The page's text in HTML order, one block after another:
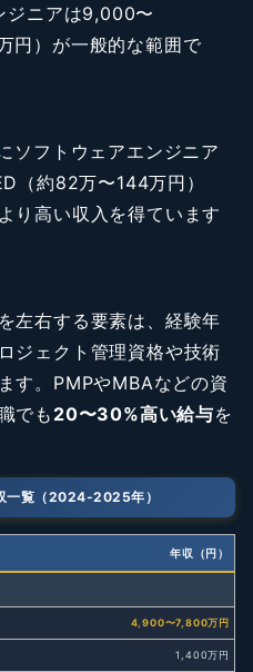
ジニアは9,000〜
円）が一般的な範囲で
ソフトウェアエンジニア
約82万〜144万円）
り高い収入を得ています
左右する要素は、経験年
ジェクト管理資格や技術
す。PMPやMBAなどの資
でも 20〜30%高い給与を
一覧（2024-2025年）
年収（円）
4,900〜7,800万円
1,400万円